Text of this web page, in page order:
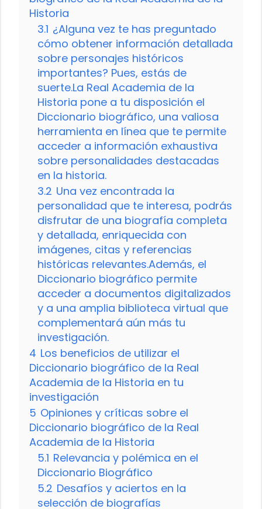
Historia
3.1 ¿Alguna vez te has preguntado
cómo obtener información detallada
sobre personajes históricos
importantes? Pues, estás de
suerte.La Real Academia de la
Historia pone a tu disposición el
Diccionario biográfico, una valiosa
herramienta en línea que te permite
acceder a información exhaustiva
sobre personalidades destacadas
en la historia.
3.2 Una vez encontrada la
personalidad que te interesa, podrás
disfrutar de una biografía completa
y detallada, enriquecida con
imágenes, citas y referencias
históricas relevantes.Además, el
Diccionario biográfico permite
acceder a documentos digitalizados
y a una amplia biblioteca virtual que
complementará aún más tu
investigación.
4 Los beneficios de utilizar el
Diccionario biográfico de la Real
Academia de la Historia en tu
investigación
5 Opiniones y críticas sobre el
Diccionario biográfico de la Real
Academia de la Historia
5.1 Relevancia y polémica en el
Diccionario Biográfico
5.2 Desafíos y aciertos en la
selección de biografías